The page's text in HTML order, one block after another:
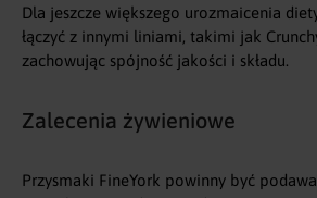
Dla jeszcze większego urozmaicenia
łączyć z innymi liniami, takimi jak
zachowując spójność jakości i składu.
Zalecenia żywieniowe
Przysmaki FineYork powinny być